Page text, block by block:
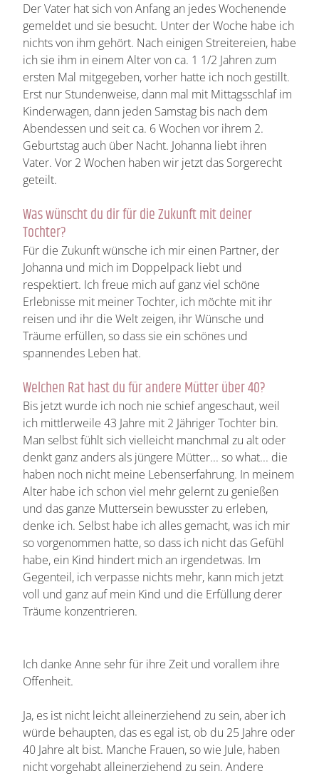
Der Vater hat sich von Anfang an jedes Wochenende
gemeldet und sie besucht. Unter der Woche habe ich
nichts von ihm gehört. Nach einigen Streitereien, habe
ich sie ihm in einem Alter von ca. 1 1/2 Jahren zum
ersten Mal mitgegeben, vorher hatte ich noch gestillt.
Erst nur Stundenweise, dann mal mit Mittagsschlaf im
Kinderwagen, dann jeden Samstag bis nach dem
Abendessen und seit ca. 6 Wochen vor ihrem 2.
Geburtstag auch über Nacht. Johanna liebt ihren
Vater. Vor 2 Wochen haben wir jetzt das Sorgerecht
geteilt.
Was wünscht du dir für die Zukunft mit deiner
Tochter?
Für die Zukunft wünsche ich mir einen Partner, der
Johanna und mich im Doppelpack liebt und
respektiert. Ich freue mich auf ganz viel schöne
Erlebnisse mit meiner Tochter, ich möchte mit ihr
reisen und ihr die Welt zeigen, ihr Wünsche und
Träume erfüllen, so dass sie ein schönes und
spannendes Leben hat.
Welchen Rat hast du für andere Mütter über 40?
Bis jetzt wurde ich noch nie schief angeschaut, weil
ich mittlerweile 43 Jahre mit 2 Jähriger Tochter bin.
Man selbst fühlt sich vielleicht manchmal zu alt oder
denkt ganz anders als jüngere Mütter... so what... die
haben noch nicht meine Lebenserfahrung. In meinem
Alter habe ich schon viel mehr gelernt zu genießen
und das ganze Muttersein bewusster zu erleben,
denke ich. Selbst habe ich alles gemacht, was ich mir
so vorgenommen hatte, so dass ich nicht das Gefühl
habe, ein Kind hindert mich an irgendetwas. Im
Gegenteil, ich verpasse nichts mehr, kann mich jetzt
voll und ganz auf mein Kind und die Erfüllung derer
Träume konzentrieren.
Ich danke Anne sehr für ihre Zeit und vorallem ihre
Offenheit.
Ja, es ist nicht leicht alleinerziehend zu sein, aber ich
würde behaupten, das es egal ist, ob du 25 Jahre oder
40 Jahre alt bist. Manche Frauen, so wie Jule, haben
nicht vorgehabt alleinerziehend zu sein. Andere